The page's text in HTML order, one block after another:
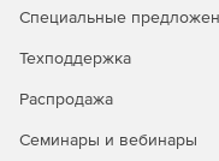
Заметки
сохранятся, даже если
Специальные
Техподдержка
Распродажа
Семинары и вебинары